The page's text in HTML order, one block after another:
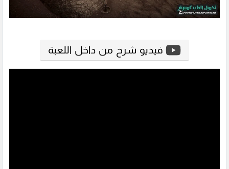
فيديو شرح من داخل اللعبة